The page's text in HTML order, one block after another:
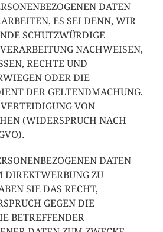
DATEN
ES SEI DENN, WIR
SCHUTZWÜRDIGE
NACHWEISEN,
RECHTE UND
ODER DIE
DER GELTENDMACHUNG,
VON
(WIDERSPRUCH NACH
DATEN
DIREKTWERBUNG ZU
SIE DAS RECHT,
GEGEN DIE
BETREFFENDER